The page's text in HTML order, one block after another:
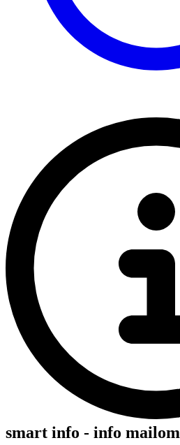
smart info - info mailom